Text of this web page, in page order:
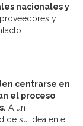
nacionales y
y
centrarse en
el proceso
A un
de su idea en el